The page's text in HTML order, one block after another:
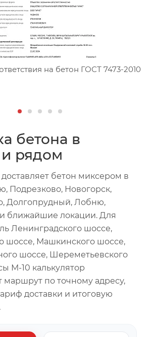
Сертификат соответствия
на бетон ГОСТ 7473-2010
бетона в
рядом
бетон миксером в
Подрезково, Новогорск,
Долгопрудный, Лобню,
ближайшие локации. Для
Ленинградского шоссе,
шоссе, Машкинского шоссе,
шоссе, Шереметьевского
М-10 калькулятор
маршрут по точному адресу,
доставки и итоговую